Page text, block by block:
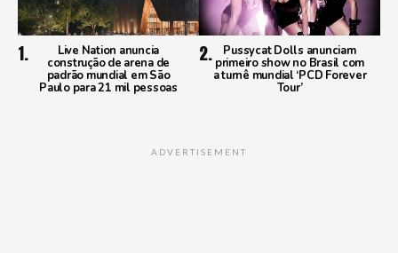
Live Nation anuncia
construção de arena de
padrão mundial em São
Paulo para 21 mil pessoas
Pussycat Dolls anunciam
primeiro show no Brasil com
a turnê mundial ‘PCD Forever
Tour’
ADVERTISEMENT